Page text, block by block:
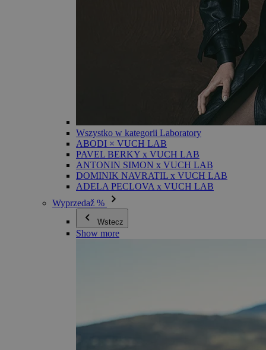
Wszystko w kategorii Laboratory
ABODI × VUCH LAB
PAVEL BERKY x VUCH LAB
ANTONIN SIMON x VUCH LAB
DOMINIK NAVRATIL x VUCH LAB
ADELA PECLOVA x VUCH LAB
Wyprzedaž %
Wstecz
Show more